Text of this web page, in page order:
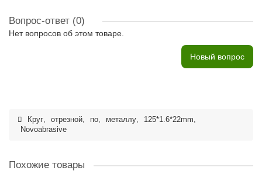
Вопрос-ответ (0)
Нет вопросов об этом товаре.
Новый вопрос
Круг, отрезной, по, металлу, 125*1.6*22mm,
Novoabrasive
Похожие товары